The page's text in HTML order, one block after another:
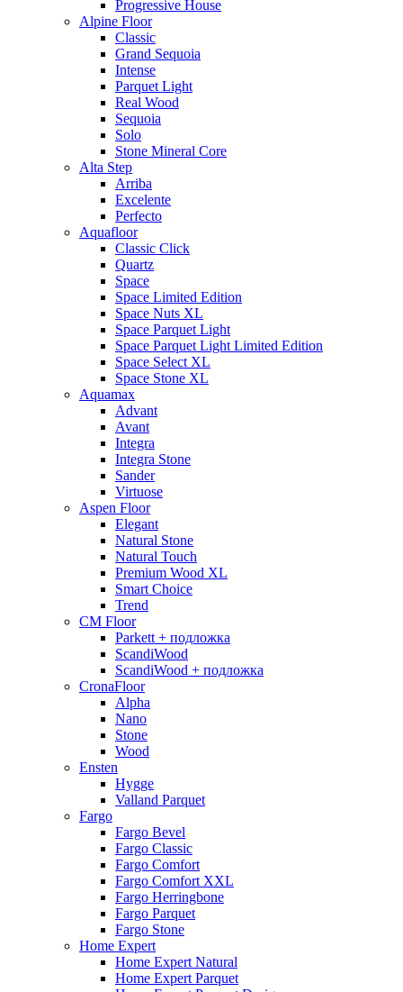
Progressive House
Alpine Floor
Classic
Grand Sequoia
Intense
Parquet Light
Real Wood
Sequoia
Solo
Stone Mineral Core
Alta Step
Arriba
Excelente
Perfecto
Aquafloor
Classic Click
Quartz
Space
Space Limited Edition
Space Nuts XL
Space Parquet Light
Space Parquet Light Limited Edition
Space Select XL
Space Stone XL
Aquamax
Advant
Avant
Integra
Integra Stone
Sander
Virtuose
Aspen Floor
Elegant
Natural Stone
Natural Touch
Premium Wood XL
Smart Choice
Trend
CM Floor
Parkett + подложка
ScandiWood
ScandiWood + подложка
CronaFloor
Alpha
Nano
Stone
Wood
Ensten
Hygge
Valland Parquet
Fargo
Fargo Bevel
Fargo Classic
Fargo Comfort
Fargo Comfort XXL
Fargo Herringbone
Fargo Parquet
Fargo Stone
Home Expert
Home Expert Natural
Home Expert Parquet